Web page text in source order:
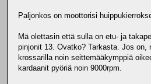
Paljonkos on moottorisi
Mä olettasin että sulla on etu- ja
pinjonit 13. Ovatko? Tarkasta. Jos on,
krossarilla noin seittemääkymppiä
kardaanit pyöriä noin 9000rpm.